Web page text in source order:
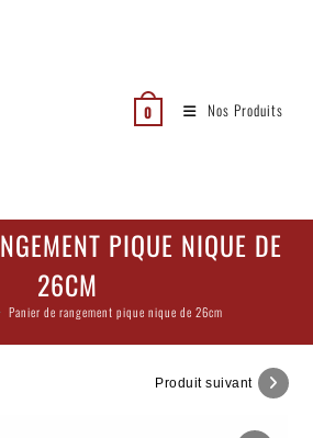
0 Nos Produits
PIQUE NIQUE DE
26CM
Panier de rangement pique nique de 26cm
Produit suivant